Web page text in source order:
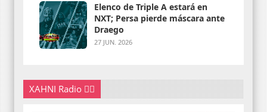
Elenco de Triple A estará en
NXT; Persa pierde máscara ante
Draego
27 JUN. 2026
XAHNI Radio 👇🏽